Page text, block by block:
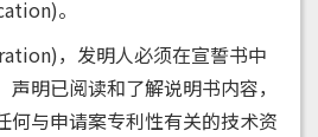
。
，发明人必须在宣誓书中
明已阅读和了解说明书内容，
何与申请案专利性有关的技术资